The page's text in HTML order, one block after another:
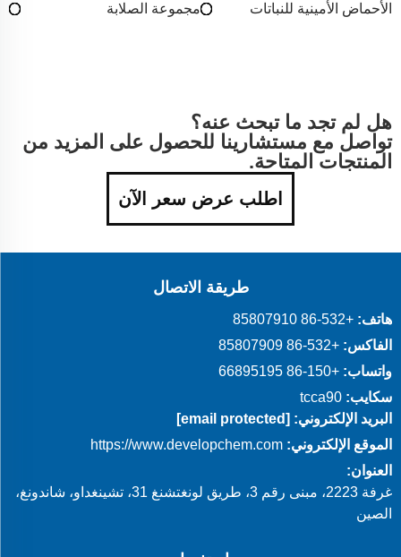
الأحماض الأمينية للنباتات
مجموعة الصلابة
هل لم تجد ما تبحث عنه؟
تواصل مع مستشارينا للحصول على المزيد من
المنتجات المتاحة.
اطلب عرض سعر الآن
طريقة الاتصال
هاتف: +86-532 85807910
الفاكس: +86-532 85807909
واتساب: +86-150 66895195
سكايب: tcca90
البريد الإلكتروني: [email protected]
الموقع الإلكتروني: https://www.developchem.com
العنوان:
غرفة 2223، مبنى رقم 3، طريق لونغتشنغ 31، تشينغداو، شاندونغ،
الصين